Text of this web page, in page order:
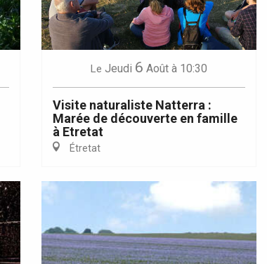
Le Jeudi 6 Août à 10:30
Visite naturaliste Natterra :
Marée de découverte en famille
à Etretat
Étretat